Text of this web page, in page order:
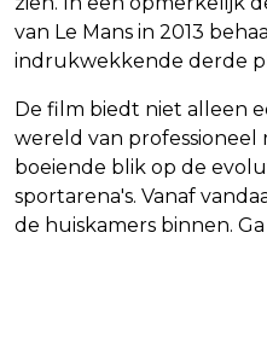
van Le Mans in 2013
indrukwekkende derde
De film biedt niet alleen
wereld van professioneel
boeiende blik op de
sportarena's. Vanaf
de huiskamers binnen.